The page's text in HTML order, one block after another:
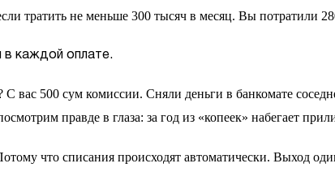
тратить не меньше 300 тысяч в месяц. Вы потратили
в каждой оплате.
С вас 500 сум комиссии. Сняли деньги в банкомате
правде в глаза: за год из «копеек» набегает
что списания происходят автоматически. Выход